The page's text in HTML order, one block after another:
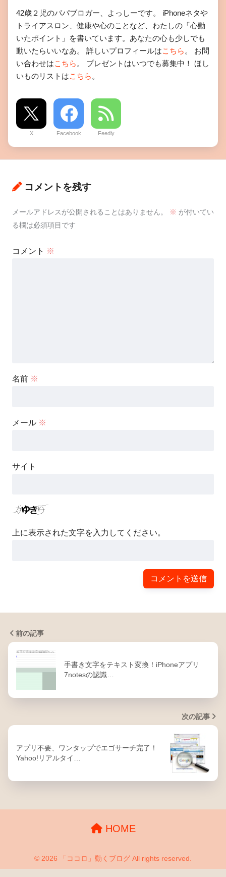
42歳２児のパパブロガー、よっしーです。 iPhoneネタや
トライアスロン、健康や心のことなど、わたしの「心動
いたポイント」を書いています。あなたの心も少しでも
動いたらいいなあ。 詳しいプロフィールはこちら 。 お問
い合わせはこちら 。 プレゼントはいつでも募集中！ ほし
いものリストはこちら 。
X Facebook Feedly
コメントを残す
メールアドレスが公開されることはありません。 ※ が付いてい
る欄は必須項目です
コメント ※
名前 ※
メール ※
サイト
上に表示された文字を入力してください。
前の記事
手書き文字をテキスト変換！iPhoneアプリ
7notesの認識…
次の記事
アプリ不要、ワンタップでエゴサーチ完了！
Yahoo!リアルタイ…
HOME
© 2026 「ココロ」動くブログ All rights reserved.